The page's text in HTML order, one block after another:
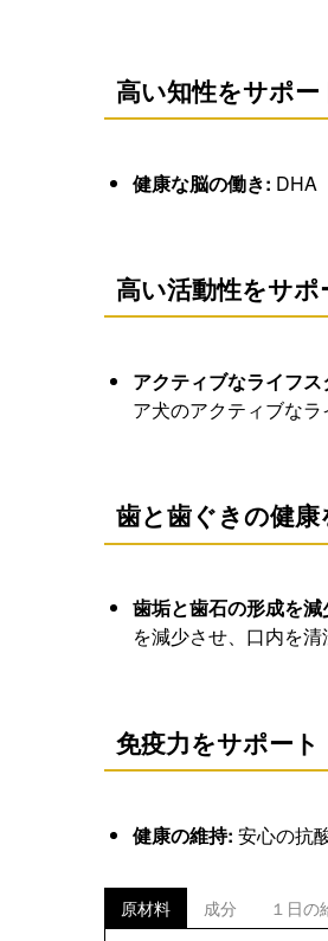
高い知性をサポー
健康な脳の働き: DHA
高い活動性をサポ
アクティブなライフス
ア犬のアクティブなラ
歯と歯ぐきの健康
歯垢と歯石の形成を減
を減少させ、口内を清
免疫力をサポート
健康の維持: 安心の抗
原材料 成分 １日の